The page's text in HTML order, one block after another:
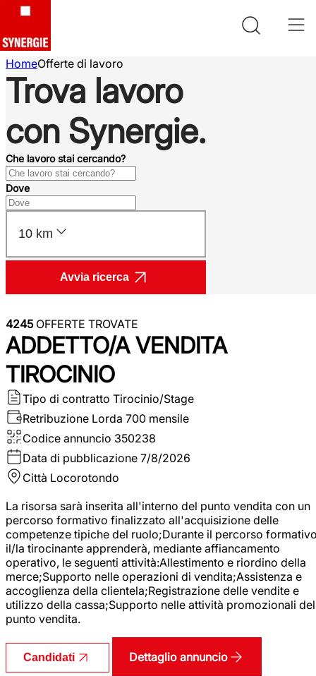
HomeOfferte di lavoro
Trova lavoro
con Synergie.
Che lavoro stai cercando?
Dove
10 km
Avvia ricerca
4245OFFERTE TROVATE
ADDETTO/A VENDITA
TIROCINIO
Tipo di contratto Tirocinio/Stage
Retribuzione Lorda 700 mensile
Codice annuncio 350238
Data di pubblicazione 7/8/2026
Città Locorotondo
La risorsa sarà inserita all'interno del punto vendita con un
percorso formativo finalizzato all'acquisizione delle
competenze tipiche del ruolo;Durante il percorso
il/la tirocinante apprenderà, mediante affiancamento
operativo, le seguenti attività:Allestimento e riordino della
merce;Supporto nelle operazioni di vendita;Assistenza e
accoglienza della clientela;Registrazione delle vendite e
utilizzo della cassa;Supporto nelle attività promozionali del
punto vendita.
Candidati Dettaglio annuncio